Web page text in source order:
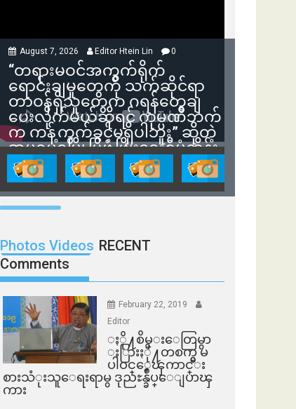
August 7, 2026 Editor Htein Lin 0
“တရားမဝင်အကွက်ရိုက်
ရောင်းချမှုတွေကို သက်ဆိုင်ရာ
တာဝန်ရှိသူတွေက ဂရန်တွေချ
ပေးလိုက်မယ်ဆိုရင် ကုမ္ပဏီဘက်
က ကန့်ကွက်ခွင့်မရှိပါဘူး” ဆိုတဲ့
အမရပူရမြို့ပြဖွံ့ဖြိုးရေးစီမံကိန်း
ဒါရိုက်တာ ဦးဇော်ရဲဝင်းနဲ့ တွေ့ဆုံ
ခြင်း
Photos Videos RECENT
Comments
February 22, 2019
Editor
ႏို႔စိမ္းေတြမွာ
ႏြားႏို႔တစက္မွ မ
ပါဝင္ေၾကာင္း
စားသံုးသူေရးရာမွ ဒုညႊန္ခ်ဳပ္ေျပာၾ
ကား